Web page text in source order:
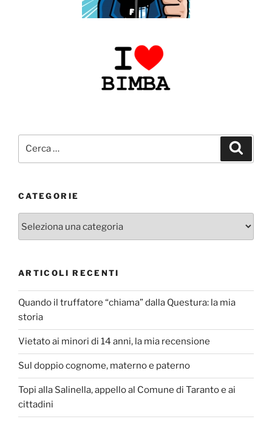
CATEGORIE
ARTICOLI RECENTI
Quando il truffatore “chiama” dalla Questura: la mia
storia
Vietato ai minori di 14 anni, la mia recensione
Sul doppio cognome, materno e paterno
Topi alla Salinella, appello al Comune di Taranto e ai
cittadini